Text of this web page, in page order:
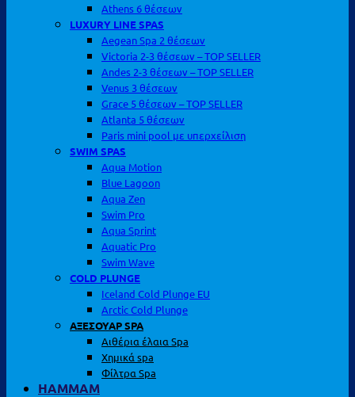
Athens 6 θέσεων
LUXURY LINE SPAS
Aegean Spa 2 θέσεων
Victoria 2-3 θέσεων – TOP SELLER
Andes 2-3 θέσεων – TOP SELLER
Venus 3 θέσεων
Grace 5 θέσεων – TOP SELLER
Atlanta 5 θέσεων
Paris mini pool με υπερχείλιση
SWIM SPAS
Aqua Motion
Blue Lagoon
Aqua Zen
Swim Pro
Aqua Sprint
Aquatic Pro
Swim Wave
COLD PLUNGE
Iceland Cold Plunge EU
Arctic Cold Plunge
ΑΞΕΣΟΥΑΡ SPA
Αιθέρια έλαια Spa
Χημικά spa
Φίλτρα Spa
HAMMAM